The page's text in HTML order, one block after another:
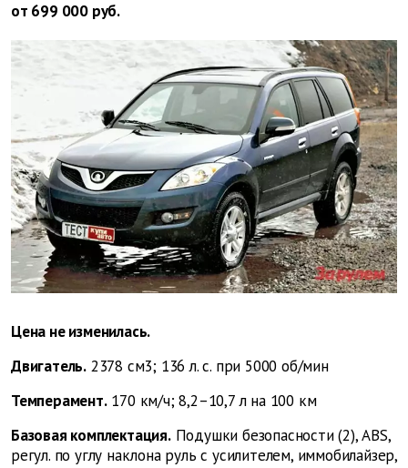
от 699 000 руб.
Цена не изменилась.
Двигатель. 2378 см3; 136 л. с. при 5000 об/мин
Темперамент.170 км/ч; 8,2–10,7 л на 100 км
Базовая комплектация.Подушки безопасности (2), ABS,
регул. по углу наклона руль с усилителем, иммобилайзер,